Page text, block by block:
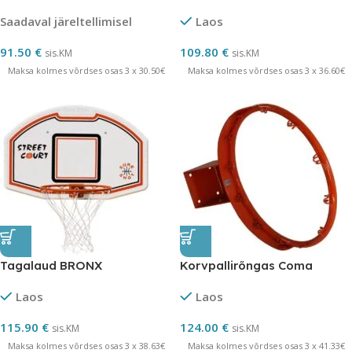
Saadaval järeltellimisel
91.50 € sis.KM
Maksa kolmes võrdses osas 3 x 30.50€
Laos
109.80 € sis.KM
Maksa kolmes võrdses osas 3 x 36.60€
Tagalaud BRONX
Laos
115.90 € sis.KM
Maksa kolmes võrdses osas 3 x 38.63€
Korvpallirõngas Coma
Laos
124.00 € sis.KM
Maksa kolmes võrdses osas 3 x 41.33€